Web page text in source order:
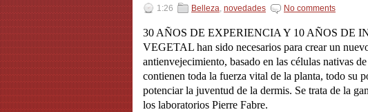
1:26 Belleza, novedades No comments
30 AÑOS DE EXPERIENCIA Y 10 AÑOS DE
VEGETAL han sido necesarios para crear un
antienvejecimiento, basado en las células nativas
contienen toda la fuerza vital de la planta, todo su
potenciar la juventud de la dermis. Se trata de la
los laboratorios Pierre Fabre.